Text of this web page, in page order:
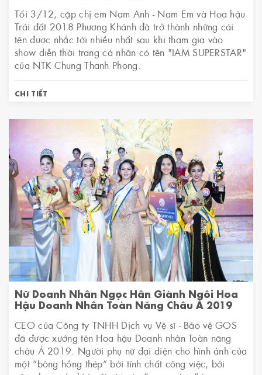
Tối 3/12, cặp chị em Nam Anh - Nam Em và Hoa hậu
Trái đất 2018 Phương Khánh đã trở thành những cái
tên được nhắc tới nhiều nhất sau khi tham gia vào
show diễn thời trang cá nhân có tên "IAM SUPERSTAR"
của NTK Chung Thanh Phong.
CHI TIẾT
Nữ Doanh Nhân Ngọc Hân Giành Ngôi Hoa
Hậu Doanh Nhân Toàn Năng Châu Á 2019
CEO của Công ty TNHH Dịch vụ Vệ sĩ - Bảo vệ GOS
đã được xướng tên Hoa hậu Doanh nhân Toàn năng
châu Á 2019. Người phụ nữ đại diện cho hình ảnh của
một “bông hồng thép” bởi tính chất công việc, bởi